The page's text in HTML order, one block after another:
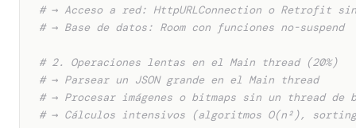
# → Acceso a red: HttpURLConnection o Retrofit
# → Base de datos: Room con funciones no-suspend
# 2. Operaciones lentas en el Main thread (20%)
# → Parsear un JSON grande en el Main thread
# → Procesar imágenes o bitmaps sin un thread de
# → Cálculos intensivos (algoritmos O(n²),